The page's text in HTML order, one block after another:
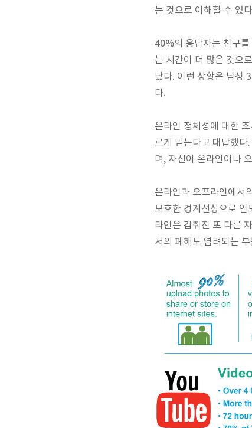
는 것으로 이해할 수 있
40%의 응답자는 친구
는 시간이 더 많은 것으
났다. 이런 상황은 남성
다.
온라인 정체성에 대한
르게 믿는다고 대답했
며, 자신이 온라인이나
온라인과 오프라인에서
모호한 경계선상으로 인
라인은 감춰진 또 다른
서의 폐해도 염려되는